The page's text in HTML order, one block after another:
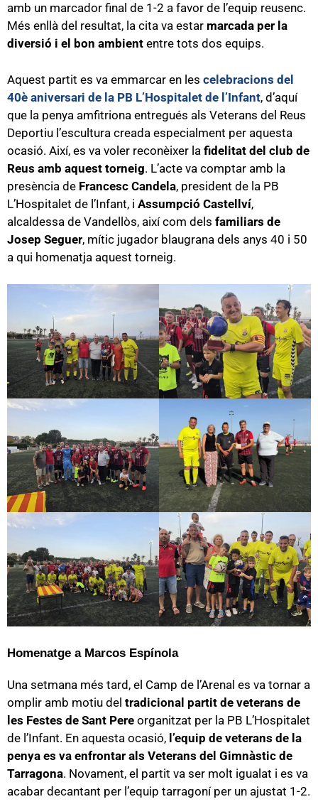
amb un marcador final de 1-2 a favor de l’equip reusenc.
Més enllà del resultat, la cita va estar marcada per la
diversió i el bon ambient entre tots dos equips.
Aquest partit es va emmarcar en les celebracions del
40è aniversari de la PB L’Hospitalet de l’Infant, d’aquí
que la penya amfitriona entregués als Veterans del Reus
Deportiu l’escultura creada especialment per aquesta
ocasió. Així, es va voler reconèixer la fidelitat del club de
Reus amb aquest torneig. L’acte va comptar amb la
presència de Francesc Candela, president de la PB
L’Hospitalet de l’Infant, i Assumpció Castellví,
alcaldessa de Vandellòs, així com dels familiars de
Josep Seguer, mític jugador blaugrana dels anys 40 i 50
a qui homenatja aquest torneig.
Homenatge a Marcos Espínola
Una setmana més tard, el Camp de l’Arenal es va tornar a
omplir amb motiu del tradicional partit de veterans de
les Festes de Sant Pere organitzat per la PB L’Hospitalet
de l’Infant. En aquesta ocasió, l’equip de veterans de la
penya es va enfrontar als Veterans del Gimnàstic de
Tarragona. Novament, el partit va ser molt igualat i es va
acabar decantant per l’equip tarragoní per un ajustat 1-2.